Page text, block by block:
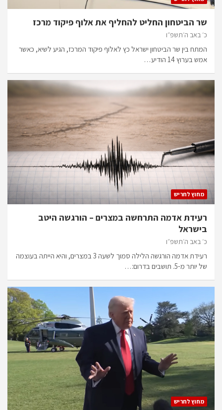
שר הביטחון החליט להחליף את אלוף פיקוד מרכז
כ׳ באב ה׳תשפ״ו
המתח בין שר הביטחון ישראל כץ לאלוף פיקוד המרכז, הגיע לשיא, כאשר
אמש בערוץ 14 הודיע…
מחוץ לחריש
רעידת אדמה התרחשה במצרים – הורגשה היטב
בישראל
כ׳ באב ה׳תשפ״ו
רעידת אדמה הורגשה הלילה סמוך לשעה 3 במצרים, והיא הייתה בעוצמה
של יותר מ-5. תושבים בדרום:…
מחוץ לחריש